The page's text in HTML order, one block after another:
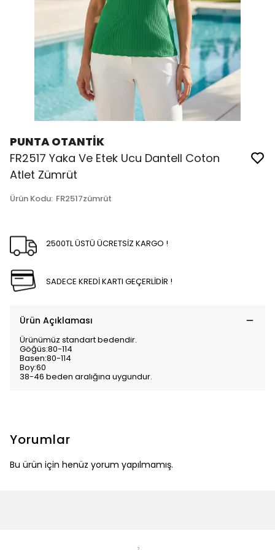
PUNTA OTANTİK
FR2517 Yaka Ve Etek Ucu Dantell Coton
Atlet Zümrüt
Ürün Kodu: FR2517zümrüt
2500TL ÜSTÜ ÜCRETSİZ KARGO !
SADECE KREDİ KARTI GEÇERLİDİR !
Ürün Açıklaması
Ürünümüz standart bedendir.
Göğüs:80-114
Basen:80-114
Boy:60
38-46 beden aralığına uygundur.
Yorumlar
Bu ürün için henüz yorum yapılmamış.